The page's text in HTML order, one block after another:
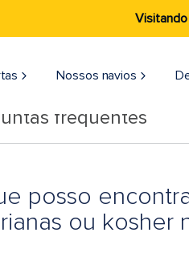
Nossos navios
frequentes
posso
ou kosher